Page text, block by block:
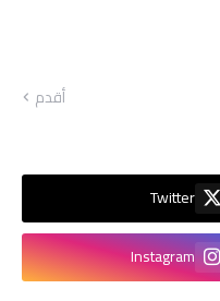
أقدم
Twitter
Instagram